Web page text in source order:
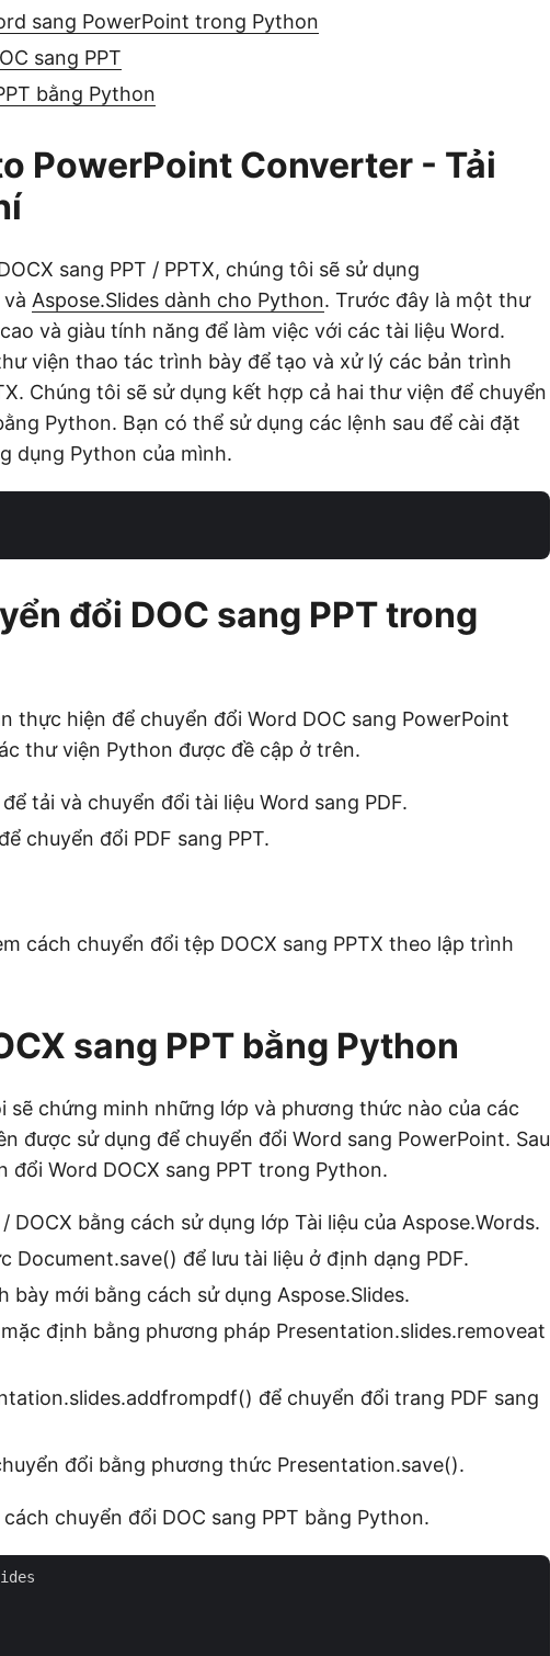
sang PowerPoint trong Python
sang PPT
bằng Python
PowerPoint Converter - Tải
sang PPT / PPTX, chúng tôi sẽ sử dụng
và Aspose.Slides dành cho Python. Trước đây là một thư
và giàu tính năng để làm việc với các tài liệu Word.
viện thao tác trình bày để tạo và xử lý các bản trình
Chúng tôi sẽ sử dụng kết hợp cả hai thư viện để chuyển
Python. Bạn có thể sử dụng các lệnh sau để cài đặt
dụng Python của mình.
đổi DOC sang PPT trong
thực hiện để chuyển đổi Word DOC sang PowerPoint
thư viện Python được đề cập ở trên.
tải và chuyển đổi tài liệu Word sang PDF.
chuyển đổi PDF sang PPT.
cách chuyển đổi tệp DOCX sang PPTX theo lập trình
sang PPT bằng Python
sẽ chứng minh những lớp và phương thức nào của các
được sử dụng để chuyển đổi Word sang PowerPoint. Sau
đổi Word DOCX sang PPT trong Python.
DOCX bằng cách sử dụng lớp Tài liệu của Aspose.Words.
Document.save() để lưu tài liệu ở định dạng PDF.
bày mới bằng cách sử dụng Aspose.Slides.
định bằng phương pháp Presentation.slides.removeat
để chuyển đổi trang PDF sang
đổi bằng phương thức Presentation.save().
chuyển đổi DOC sang PPT bằng Python.